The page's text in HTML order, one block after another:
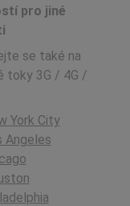
pro jiné
se také na
toky 3G / 4G /
York City
Angeles